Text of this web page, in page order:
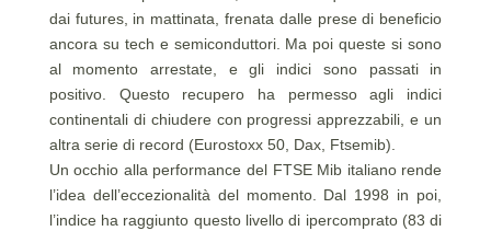
dai futures, in mattinata, frenata dalle prese di beneficio
ancora su tech e semiconduttori. Ma poi queste si sono
al momento arrestate, e gli indici sono passati in
positivo. Questo recupero ha permesso agli indici
continentali di chiudere con progressi apprezzabili, e un
altra serie di record (Eurostoxx 50, Dax, Ftsemib).
Un occhio alla performance del FTSE Mib italiano rende
l’idea dell’eccezionalità del momento. Dal 1998 in poi,
l’indice ha raggiunto questo livello di ipercomprato (83 di